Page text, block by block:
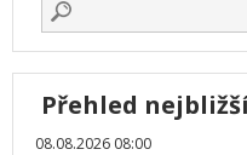
Přehled
08.08.2026 08:00